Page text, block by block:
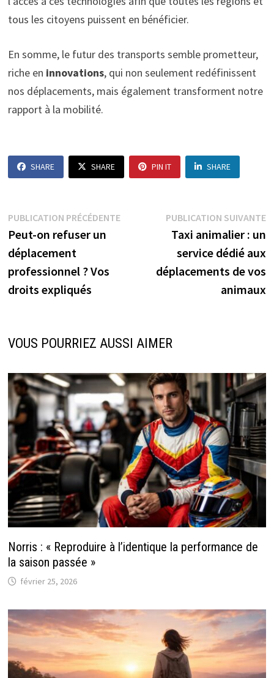
tous les citoyens puissent en bénéficier.
En somme, le futur des transports semble prometteur,
riche en innovations, qui non seulement redéfinissent
nos déplacements, mais également transforment notre
rapport à la mobilité.
SHARE SHARE PIN IT SHARE
Navigation
de
l’article
PUBLICATION PRÉCÉDENTEPublication
précédente :
Peut-on refuser un
déplacement
professionnel ? Vos
droits expliqués
PUBLICATION SUIVANTE
Taxi animalier : un
service dédié aux
déplacements de vos
animaux
VOUS POURRIEZ AUSSI AIMER
Norris : « Reproduire à l’identique la performance de
la saison passée »
février 25, 2026